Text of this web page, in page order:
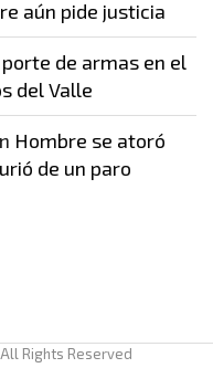
aún pide justicia
de armas en el
del Valle
Hombre se atoró
de un paro
Rights Reserved